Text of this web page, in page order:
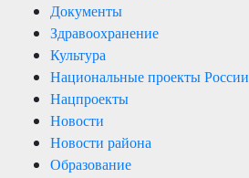
Документы
Здравоохранение
Культура
Национальные проекты России
Нацпроекты
Новости
Новости района
Образование